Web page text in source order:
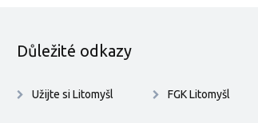
Důležité odkazy
Užijte si Litomyšl FGK Litomyšl